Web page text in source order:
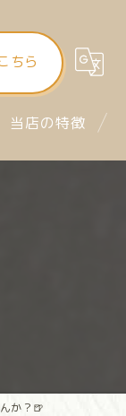
ちら
当店の特徴
か？🍺